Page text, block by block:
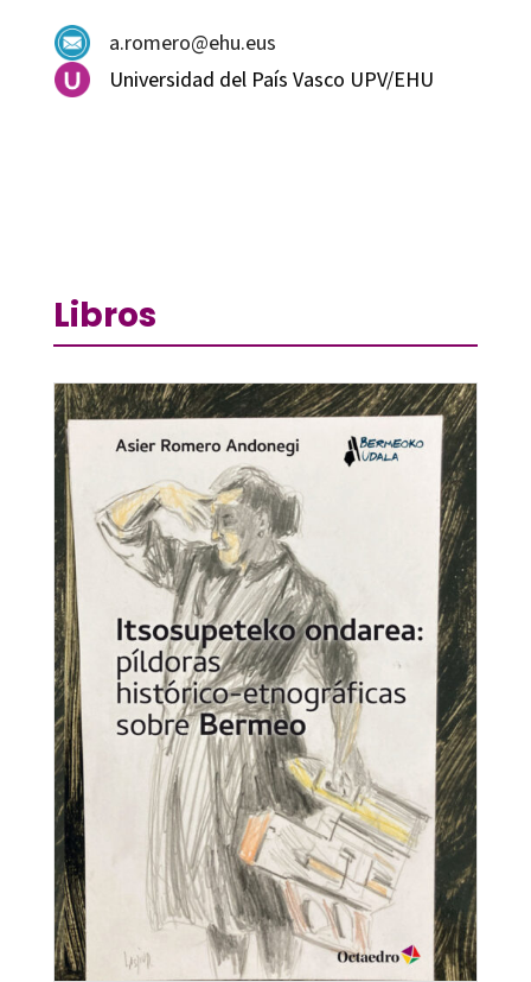
a.romero@ehu.eus
Universidad del País Vasco UPV/EHU
Libros